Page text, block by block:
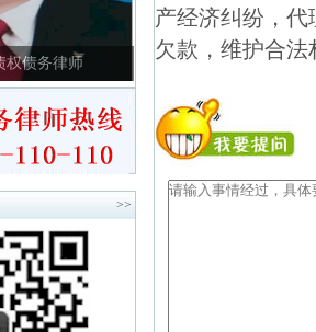
权债务律师
>>
产经济纠纷，
欠款，维护合法